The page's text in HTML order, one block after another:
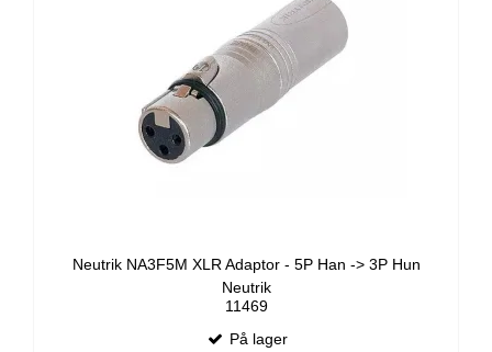
Neutrik NA3F5M XLR Adaptor - 5P Han -> 3P Hun
Neutrik
11469
På lager